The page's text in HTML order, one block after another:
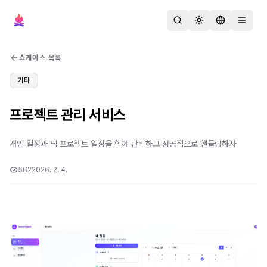
검색 테마 변경언어 변경메뉴 열
쇼케이스 목록
기타
프로젝트 관리 서비스
개인 일정과 팀 프로젝트 일정을 함께 관리하고 성공적으로 핸들링하자
5622026. 2. 4.